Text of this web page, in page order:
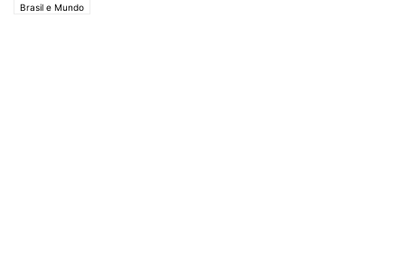
Brasil e Mundo